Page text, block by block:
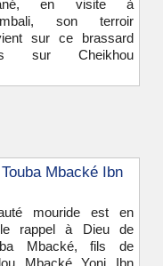
en visite à
son terroir
sur ce brassard
sur Cheikhou
Mbacké Ibn
mouride est en
rappel à Dieu de
Mbacké, fils de
Mbacké Yoni Ibn